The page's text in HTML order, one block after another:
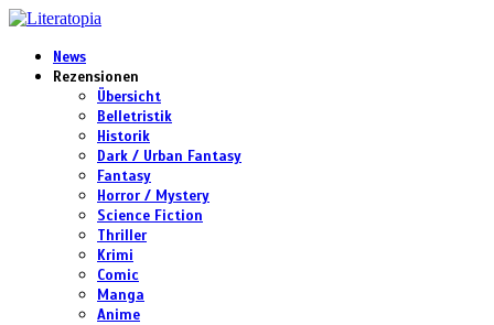
News
Rezensionen
Übersicht
Belletristik
Historik
Dark / Urban Fantasy
Fantasy
Horror / Mystery
Science Fiction
Thriller
Krimi
Comic
Manga
Anime